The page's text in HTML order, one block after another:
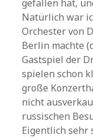
gefallen hat,
Natürlich war
Orchester von
Berlin machte
Gastspiel der
spielen schon
große
nicht
russischen
Eigentlich sehr